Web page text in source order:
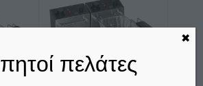
πελάτες
✖